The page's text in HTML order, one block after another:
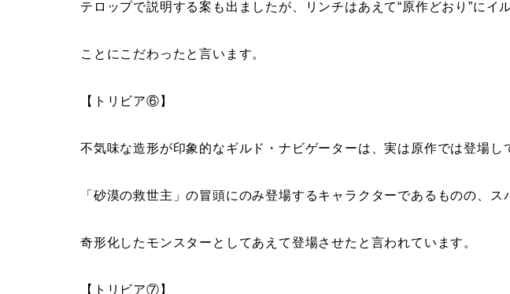
テロップで説明する案も出ましたが、リンチはあえて“原作どおり”にイ
ことにこだわったと言います。
【トリビア⑥】
不気味な造形が印象的なギルド・ナビゲーターは、実は原作では登場し
「砂漠の救世主」の冒頭にのみ登場するキャラクターであるものの、ス
奇形化したモンスターとしてあえて登場させたと言われています。
【トリビア⑦】